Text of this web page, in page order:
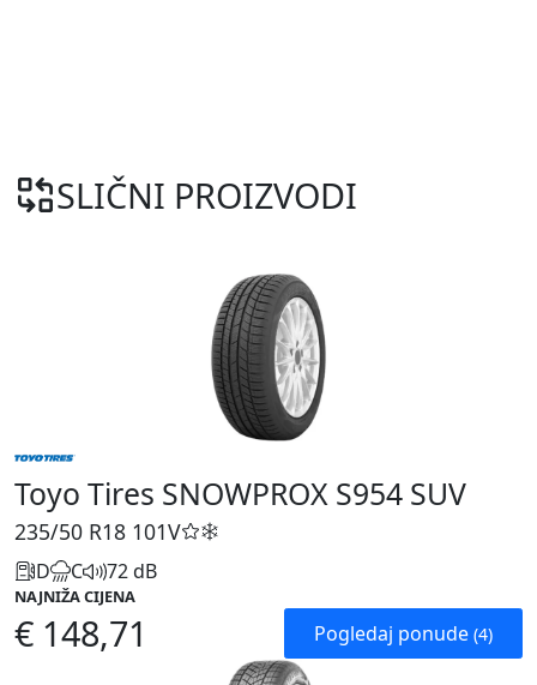
SLIČNI PROIZVODI
Toyo Tires SNOWPROX S954 SUV
235/50 R18 101V
D C 72 dB
NAJNIŽA CIJENA
€ 148,71 Pogledaj ponude (4)